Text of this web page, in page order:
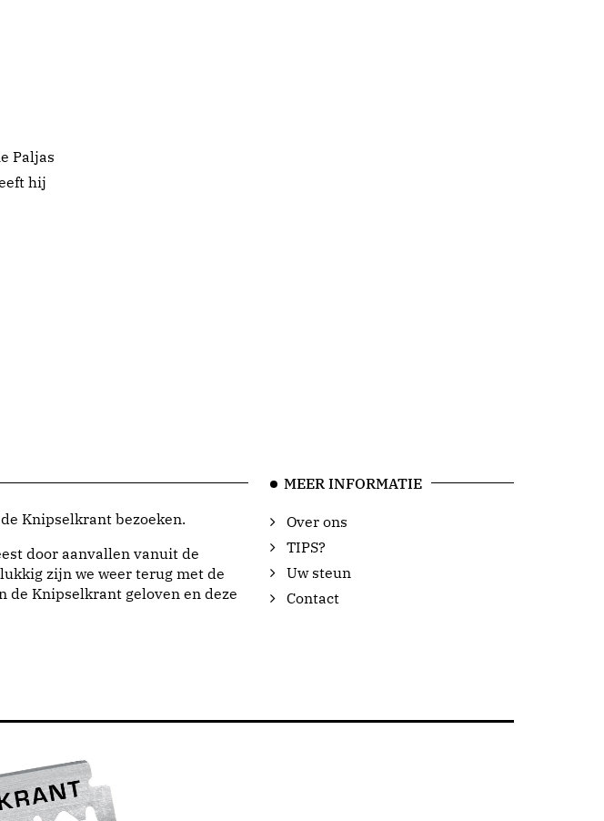
Paljas
hij
Knipselkrant bezoeken.
door aanvallen vanuit de
zijn we weer terug met de
de Knipselkrant geloven en deze
MEER INFORMATIE
Over ons
TIPS?
Uw steun
Contact